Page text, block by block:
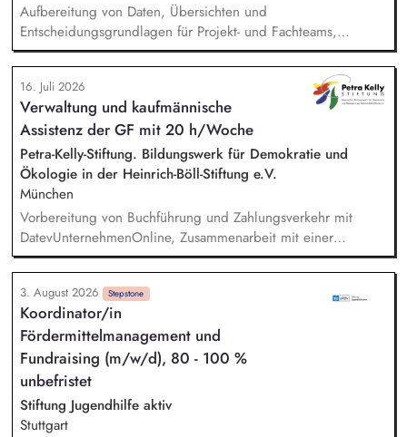
Aufbereitung von Daten, Übersichten und
Entscheidungsgrundlagen für Projekt- und Fachteams,
Mitarbeit an organisatorischen Konzepten, Abläufen und
Arbeitsdokumenten, Unterstützung im Projektmanagement (z.
B. Protokolle, Aufgabenverfolgung, Terminvorbereitung),
Recherchen zu organisatorischen und finanzbezogenen
Fragestellungen, Pflege und Strukturierung von Projekt- und
Organisationsdokumentationen, allgemeine unterstützende
Tätigkeiten im Bereich Finanzverwaltung und Organisation.
16. Juli 2026
Verwaltung und kaufmännische
Assistenz der GF mit 20 h/Woche
Petra-Kelly-Stiftung. Bildungswerk für Demokratie und
Ökologie in der Heinrich-Böll-Stiftung e.V.
München
Vorbereitung von Buchführung und Zahlungsverkehr mit
DatevUnternehmenOnline, Zusammenarbeit mit einer
Steuerkanzlei, Zuarbeit Wirtschaftsprüfung bei der Erstellung
des Verwendungsnachweises und des Jahresabschlusses,
Unterstützung in der Projektadministration und -abrechnung,
Administrative Beratung von Kooperationspartner*innen,
Pflege von Personalstammdaten, Unterstützung der
Geschäftsführung, Einführung und Nutzung von digitalen
Anwendungen, Einhaltung und Überprüfung der DSGVO.
3. August 2026 Stepstone
Koordinator/in
Fördermittelmanagement und
Fundraising (m/w/d), 80 - 100 %
unbefristet
Stiftung Jugendhilfe aktiv
Stuttgart